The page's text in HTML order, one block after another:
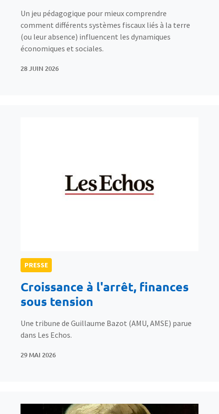
Un jeu pédagogique pour mieux comprendre
comment différents systèmes fiscaux liés à la terre
(ou leur absence) influencent les dynamiques
économiques et sociales.
28 JUIN 2026
PRESSE
Croissance à l'arrêt, finances
sous tension
Une tribune de Guillaume Bazot (AMU, AMSE) parue
dans Les Echos.
29 MAI 2026